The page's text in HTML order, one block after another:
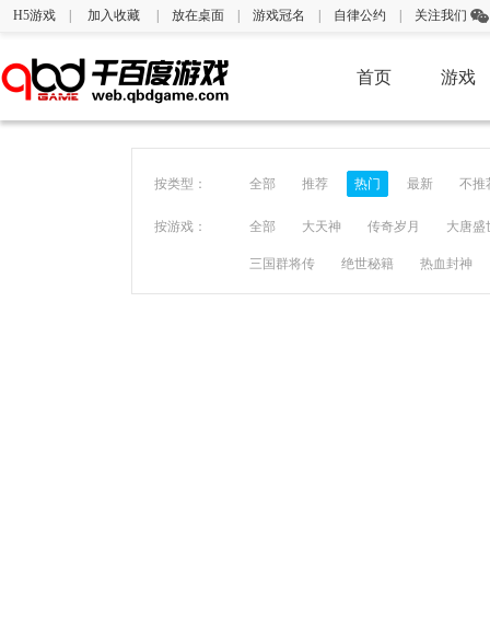
H5游戏 加入收藏 放在桌面 游戏冠名 自律公约 关注我们
首页 游戏
按类型： 全部 推荐 热门 最新 不推
按游戏： 全部 大天神 传奇岁月 大唐盛
三国群将传 绝世秘籍 热血封神